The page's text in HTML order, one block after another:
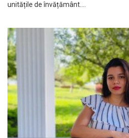
unitățile de învățământ.…